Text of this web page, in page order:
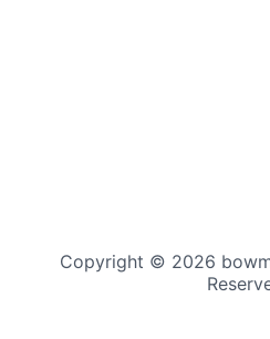
Copyright © 2026